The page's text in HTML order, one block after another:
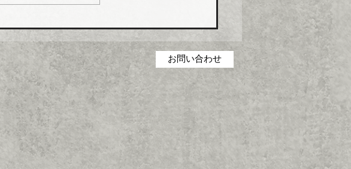
一部製品について価格改定（値
経費低減に取り組んできたが、
昨今の原材料・エネルギーコス
トの高騰を吸収することができ
ず、一部製品の価格改定（値上
げ）に踏み切った。 対象とな
る製品は、グリース阻集器、排
水桝、オイル阻集器、その他阻
集器類、空調機用ドレントラッ
プ、設
お問い合わせ